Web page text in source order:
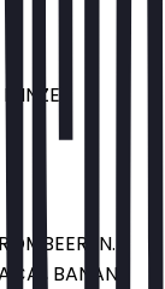
BANANE